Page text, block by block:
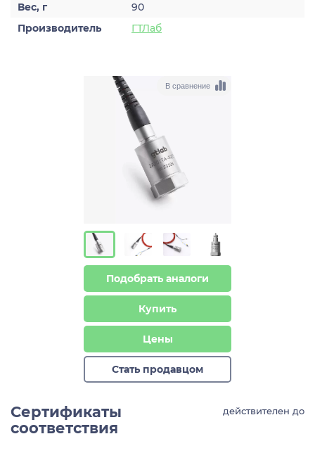
Вес, г
90
Производитель
ГТЛаб
В сравнение
Подобрать аналоги
Купить
Цены
Стать продавцом
Сертификаты
соответствия
действителен до